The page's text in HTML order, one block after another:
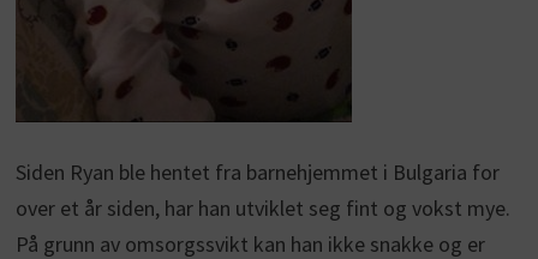
Siden Ryan ble hentet fra barnehjemmet i Bulgaria for
over et år siden, har han utviklet seg fint og vokst mye.
På grunn av omsorgssvikt kan han ikke snakke og er